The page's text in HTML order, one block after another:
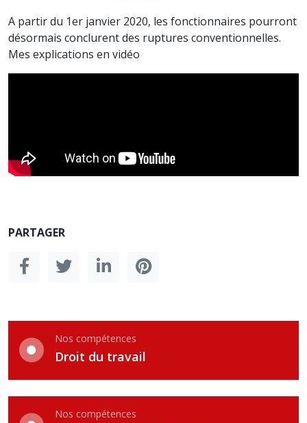
A partir du 1er janvier 2020, les fonctionnaires pourront
désormais conclurent des ruptures conventionnelles.
Mes explications en vidéo
PARTAGER
Nos compétences
Droit du travail
Nos compétences